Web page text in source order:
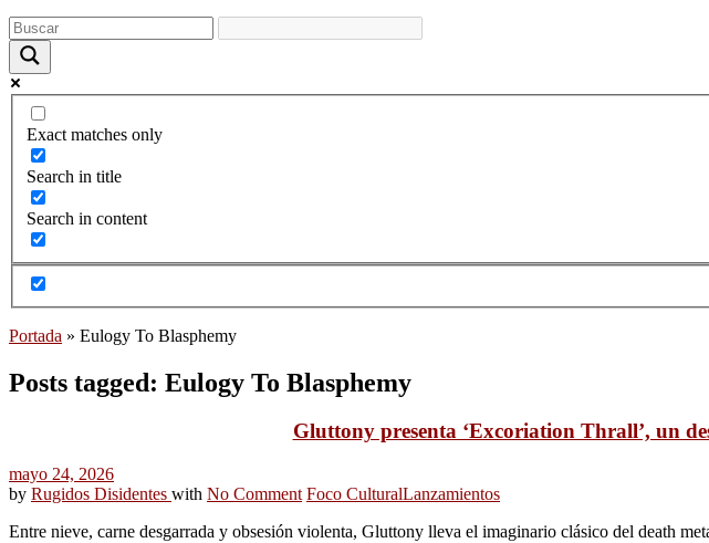
Exact matches only
Search in title
Search in content
Portada » Eulogy To Blasphemy
Posts tagged: Eulogy To Blasphemy
Gluttony presenta ‘Excoriation Thrall’, un
mayo 24, 2026
by Rugidos Disidentes with No Comment Foco CulturalLanzamientos
Entre nieve, carne desgarrada y obsesión violenta, Gluttony lleva el imaginario clásico del death